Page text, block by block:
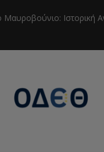
Μαυροβούνιο: Ιστορική